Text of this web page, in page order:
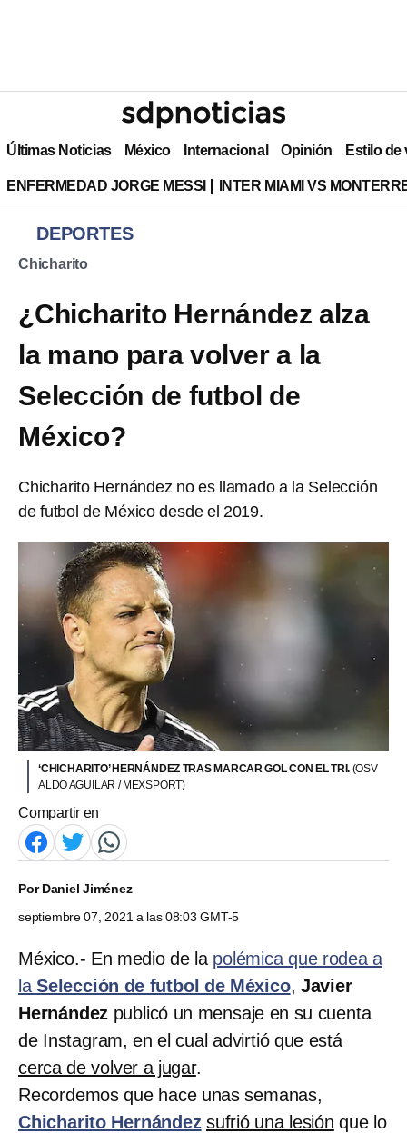
Últimas Noticias México Internacional Opinión Estilo de
ENFERMEDAD JORGE MESSI INTER MIAMI VS
DEPORTES
Chicharito
¿Chicharito Hernández alza
la mano para volver a la
Selección de futbol de
México?
Chicharito Hernández no es llamado a la Selección
de futbol de México desde el 2019.
‘CHICHARITO’ HERNÁNDEZ TRAS MARCAR GOL CON EL TRI. (OSV
ALDO AGUILAR / MEXSPORT)
Compartir en
PorDaniel Jiménez
septiembre 07, 2021 a las 08:03 GMT-5
México.- En medio de la polémica que rodea a
la Selección de futbol de México, Javier
Hernández publicó un mensaje en su cuenta
de Instagram, en el cual advirtió que está
cerca de volver a jugar.
Recordemos que hace unas semanas,
Chicharito Hernández sufrió una lesión que lo